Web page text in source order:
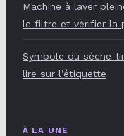
Machine à laver
le filtre et vérifier la
Symbole du sèche-
lire sur l’étiquette
À LA UNE